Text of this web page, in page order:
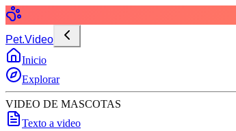
Pet.Video
Inicio
Explorar
VIDEO DE MASCOTAS
Texto a video